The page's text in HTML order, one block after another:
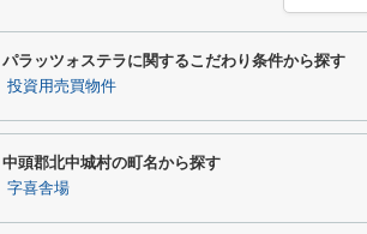
パラッツォステラに関するこだわり条件から探す
投資用売買物件
中頭郡北中城村の町名から探す
字喜舎場